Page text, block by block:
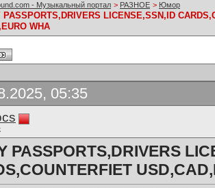
- Музыкальный портал > РАЗНОЕ > Юмор
PASSPORTS,DRIVERS LICENSE,SSN,ID
WHA
05:35
PASSPORTS,DRIVERS